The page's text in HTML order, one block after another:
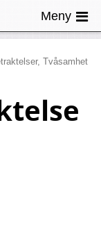
Tvåsamhet
Meny